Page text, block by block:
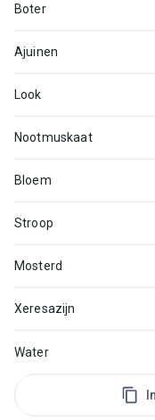
Boter
Ajuinen
Look
Nootmuskaat
Bloem
Stroop
Mosterd
Xeresazijn
Water